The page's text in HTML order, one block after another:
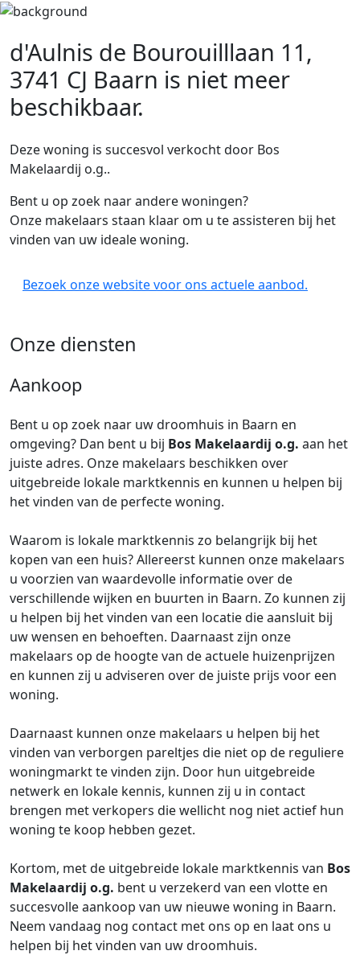
d'Aulnis de Bourouilllaan 11,
3741 CJ Baarn is niet meer
beschikbaar.
Deze woning is succesvol verkocht door Bos
Makelaardij o.g..
Bent u op zoek naar andere woningen?
Onze makelaars staan klaar om u te assisteren bij het
vinden van uw ideale woning.
Bezoek onze website voor ons actuele aanbod.
Onze diensten
Aankoop
Bent u op zoek naar uw droomhuis in Baarn en
omgeving? Dan bent u bij Bos Makelaardij o.g. aan het
juiste adres. Onze makelaars beschikken over
uitgebreide lokale marktkennis en kunnen u helpen bij
het vinden van de perfecte woning.
Waarom is lokale marktkennis zo belangrijk bij het
kopen van een huis? Allereerst kunnen onze makelaars
u voorzien van waardevolle informatie over de
verschillende wijken en buurten in Baarn. Zo kunnen zij
u helpen bij het vinden van een locatie die aansluit bij
uw wensen en behoeften. Daarnaast zijn onze
makelaars op de hoogte van de actuele huizenprijzen
en kunnen zij u adviseren over de juiste prijs voor een
woning.
Daarnaast kunnen onze makelaars u helpen bij het
vinden van verborgen pareltjes die niet op de reguliere
woningmarkt te vinden zijn. Door hun uitgebreide
netwerk en lokale kennis, kunnen zij u in contact
brengen met verkopers die wellicht nog niet actief hun
woning te koop hebben gezet.
Kortom, met de uitgebreide lokale marktkennis van Bos
Makelaardij o.g. bent u verzekerd van een vlotte en
succesvolle aankoop van uw nieuwe woning in Baarn.
Neem vandaag nog contact met ons op en laat ons u
helpen bij het vinden van uw droomhuis.